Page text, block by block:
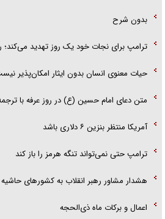
بدون شرح
ترامپ برای نجات خود یک روز تهدید می‌کند؛
حیات معنوی انسان بدون ایثار امکان‌پذیر
متن دعای امام حسین (ع) در روز عرفه با
آمریکا منتظر بنزین ۶ دلاری باشد
ترامپ حتی نمی‌تواند تنگه هرمز را باز کند
هشدار مشاور رهبر انقلاب به کشور‌های
اعمال و برکات ماه ذی‌الحجه